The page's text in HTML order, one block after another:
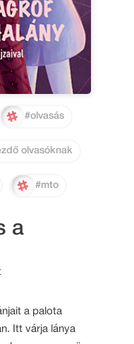
#olvasás
olvasóknak
#mto
a
a palota
Itt várja lánya